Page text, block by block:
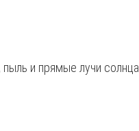
и прямые лучи солнца.